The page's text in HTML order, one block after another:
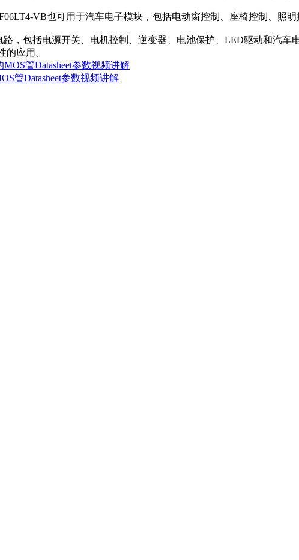
VB也可用于汽车电子模块，包括电动窗控制、座椅控制、照明
，包括电源开关、电机控制、逆变器、电池保护、LED驱动和汽
的应用。
管Datasheet参数视频讲解
管Datasheet参数视频讲解